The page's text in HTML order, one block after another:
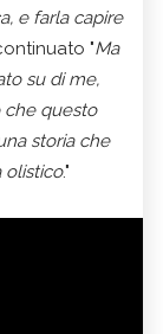
e farla capire
"Ma
su di me,
che questo
storia che
olistico."